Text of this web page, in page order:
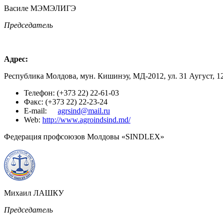
Василе МЭМЭЛИГЭ
Председатель
Адрес:
Республика Молдова, мун. Кишинэу, МД-2012, ул. 31 Аугуст,
Телефон: (+373 22) 22-61-03
Факс: (+373 22) 22-23-24
E-mail:
agrsind@mail.ru
Web: http://www.agroindsind.md/
Федерация профсоюзов Молдовы «SINDLEX»
Михаил ЛАШКУ
Председатель